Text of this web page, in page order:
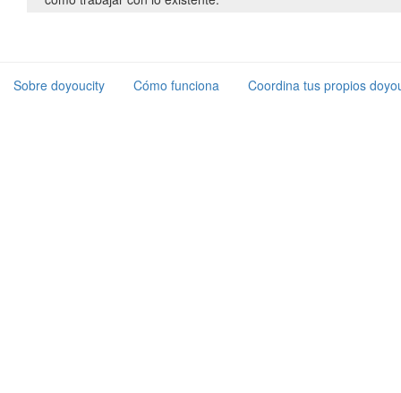
Sobre doyoucity Cómo funciona Coordina tus propios